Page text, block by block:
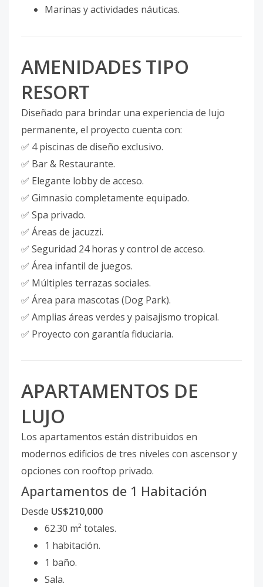
Marinas y actividades náuticas.
AMENIDADES TIPO
RESORT
Diseñado para brindar una experiencia de lujo
permanente, el proyecto cuenta con:
✅ 4 piscinas de diseño exclusivo.
✅ Bar & Restaurante.
✅ Elegante lobby de acceso.
✅ Gimnasio completamente equipado.
✅ Spa privado.
✅ Áreas de jacuzzi.
✅ Seguridad 24 horas y control de acceso.
✅ Área infantil de juegos.
✅ Múltiples terrazas sociales.
✅ Área para mascotas (Dog Park).
✅ Amplias áreas verdes y paisajismo tropical.
✅ Proyecto con garantía fiduciaria.
APARTAMENTOS DE
LUJO
Los apartamentos están distribuidos en
modernos edificios de tres niveles con ascensor y
opciones con rooftop privado.
Apartamentos de 1 Habitación
Desde US$210,000
62.30 m² totales.
1 habitación.
1 baño.
Sala.